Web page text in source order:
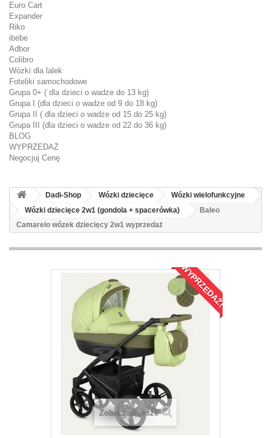
Euro Cart
Expander
Riko
ibebe
Adbor
Colibro
Wózki dla lalek
Foteliki samochodowe
Grupa 0+ ( dla dzieci o wadze do 13 kg)
Grupa I (dla dzieci o wadze od 9 do 18 kg)
Grupa II ( dla dzieci o wadze od 15 do 25 kg)
Grupa III (dla dzieci o wadze od 22 do 36 kg)
BLOG
WYPRZEDAŻ
Negocjuj Cenę
Dadi-Shop Wózki dziecięce
Wózki wielofunkcyjne
Wózki dziecięce 2w1 (gondola + spacerówka)
Baleo
Camarelo wózek dziecięcy 2w1 wyprzedaż
WYPRZEDAŻ!
Zobacz większe